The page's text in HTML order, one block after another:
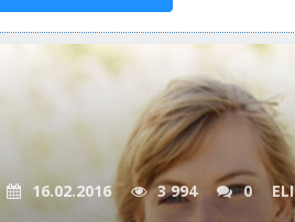
16.02.2016 3 994 0